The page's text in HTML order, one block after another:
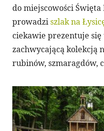
do miejscowości
prowadziszlak na
ciekawie prezentuje
zachwycającą kolekcją
rubinów, szmaragdów,